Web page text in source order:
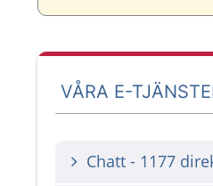
VÅRA E-
Chatt - 1177